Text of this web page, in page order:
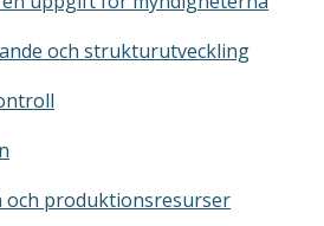
och strukturutveckling
produktionsresurser